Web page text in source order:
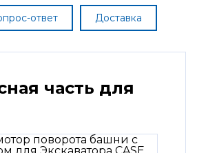
ответ Доставка
часть для